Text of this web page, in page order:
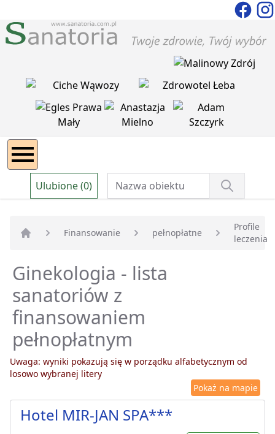
Ulubione (0)
Finansowanie pełnopłatne
Profile
leczenia
Ginekologia - lista
sanatoriów z
finansowaniem
pełnopłatnym
Uwaga: wyniki pokazują się w porządku alfabetycznym od
losowo wybranej litery
Pokaż na mapie
Hotel MIR-JAN SPA***